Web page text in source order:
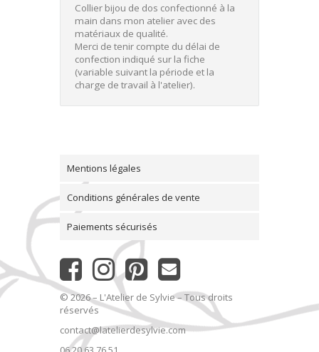
Collier bijou de dos confectionné à la
main dans mon atelier avec des
matériaux de qualité.
Merci de tenir compte du délai de
confection indiqué sur la fiche
(variable suivant la période et la
charge de travail à l'atelier).
Mentions légales
Conditions générales de vente
Paiements sécurisés
© 2026 – L'Atelier de Sylvie – Tous droits
réservés
contact@latelierdesylvie.com